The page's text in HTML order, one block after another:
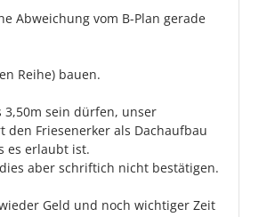
Abweichung vom B-Plan gerade
Reihe) bauen.
sein dürfen, unser
Friesenerker als Dachaufbau
es erlaubt ist.
aber schriftich nicht bestätigen.
Geld und noch wichtiger Zeit